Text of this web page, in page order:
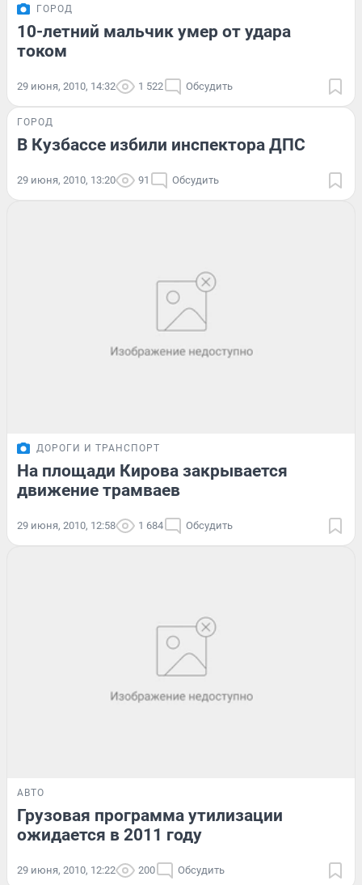
ГОРОД
10-летний мальчик умер от удара
током
29 июня, 2010, 14:32 1 522 Обсудить
ГОРОД
В Кузбассе избили инспектора ДПС
29 июня, 2010, 13:20 91 Обсудить
ДОРОГИ И ТРАНСПОРТ
На площади Кирова закрывается
движение трамваев
29 июня, 2010, 12:58 1 684 Обсудить
АВТО
Грузовая программа утилизации
ожидается в 2011 году
29 июня, 2010, 12:22 200 Обсудить